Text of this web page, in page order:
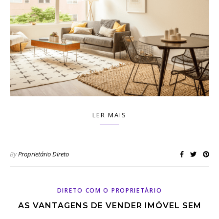
LER MAIS
ByProprietário Direto
DIRETO COM O PROPRIETÁRIO
AS VANTAGENS DE VENDER IMÓVEL SEM